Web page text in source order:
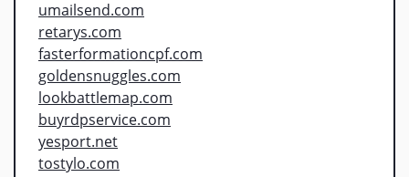
umailsend.com
retarys.com
fasterformationcpf.com
goldensnuggles.com
lookbattlemap.com
buyrdpservice.com
yesport.net
tostylo.com